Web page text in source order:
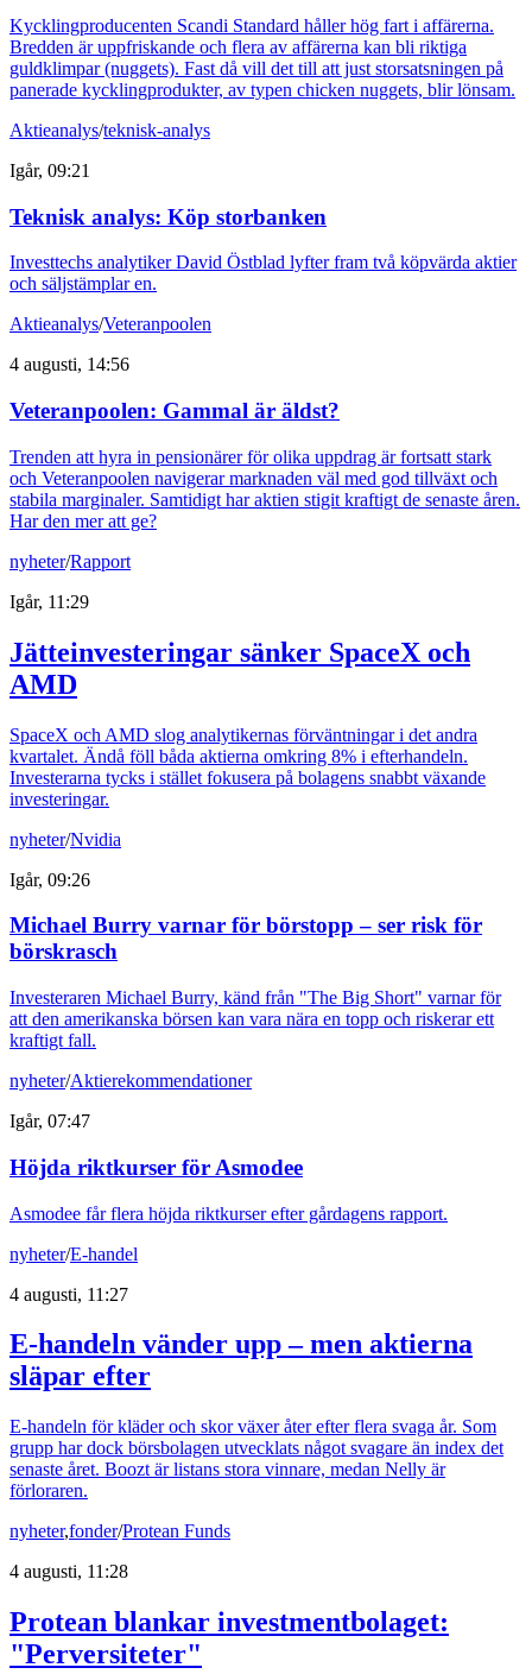
Kycklingproducenten Scandi Standard håller hög fart i affärerna.
Bredden är uppfriskande och flera av affärerna kan bli riktiga
guldklimpar (nuggets). Fast då vill det till att just storsatsningen på
panerade kycklingprodukter, av typen chicken nuggets, blir lönsam.
Aktieanalys/teknisk-analys
Igår, 09:21
Teknisk analys: Köp storbanken
Investtechs analytiker David Östblad lyfter fram två köpvärda aktier
och säljstämplar en.
Aktieanalys/Veteranpoolen
4 augusti, 14:56
Veteranpoolen: Gammal är äldst?
Trenden att hyra in pensionärer för olika uppdrag är fortsatt stark
och Veteranpoolen navigerar marknaden väl med god tillväxt och
stabila marginaler. Samtidigt har aktien stigit kraftigt de senaste åren.
Har den mer att ge?
nyheter/Rapport
Igår, 11:29
Jätteinvesteringar sänker SpaceX och
AMD
SpaceX och AMD slog analytikernas förväntningar i det andra
kvartalet. Ändå föll båda aktierna omkring 8% i efterhandeln.
Investerarna tycks i stället fokusera på bolagens snabbt växande
investeringar.
nyheter/Nvidia
Igår, 09:26
Michael Burry varnar för börstopp – ser risk för
börskrasch
Investeraren Michael Burry, känd från "The Big Short" varnar för
att den amerikanska börsen kan vara nära en topp och riskerar ett
kraftigt fall.
nyheter/Aktierekommendationer
Igår, 07:47
Höjda riktkurser för Asmodee
Asmodee får flera höjda riktkurser efter gårdagens rapport.
nyheter/E-handel
4 augusti, 11:27
E-handeln vänder upp – men aktierna
släpar efter
E-handeln för kläder och skor växer åter efter flera svaga år. Som
grupp har dock börsbolagen utvecklats något svagare än index det
senaste året. Boozt är listans stora vinnare, medan Nelly är
förloraren.
nyheter,fonder/Protean Funds
4 augusti, 11:28
Protean blankar investmentbolaget:
"Perversiteter"